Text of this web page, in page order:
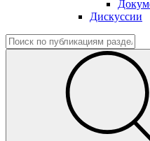
Дискуссии